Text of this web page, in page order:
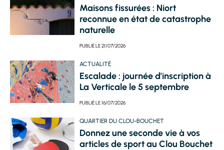
Maisons fissurées : Niort
reconnue en état de catastrophe
naturelle
PUBLIÉ LE21/07/2026
ACTUALITÉ
Escalade : journée d'inscription à
La Verticale le 5 septembre
PUBLIÉ LE16/07/2026
QUARTIER DU CLOU-BOUCHET
Donnez une seconde vie à vos
articles de sport au Clou Bouchet